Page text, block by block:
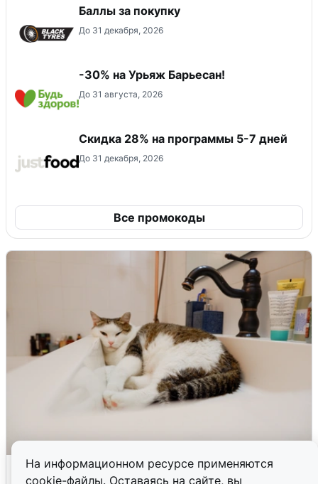
На информационном ресурсе применяются
cookie-файлы. Оставаясь на сайте, вы
Баллы за покупку
До 31 декабря, 2026
-30% на Урьяж Барьесан!
До 31 августа, 2026
Скидка 28% на программы 5-7 дней
До 31 декабря, 2026
Все промокоды
Екатеринбуржцам объяснили, когда